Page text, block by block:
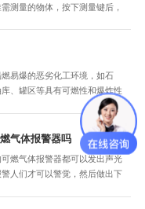
测量的物体，按下测量键后，
易爆的恶劣化工环境，如石
、罐区等具有可燃性和爆炸性
摄现场图片、巡检调度与实时
气体报警器吗
燃气体报警器都可以发出声光
人们才可以警觉，然后做出下